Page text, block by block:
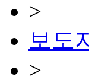
>
보도
>